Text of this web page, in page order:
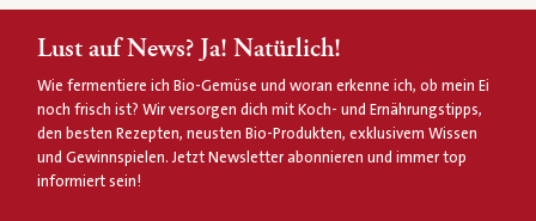
Lust auf News? Ja! Natürlich!
Wie fermentiere ich Bio-Gemüse und woran erkenne ich, ob mein Ei
noch frisch ist? Wir versorgen dich mit Koch- und Ernährungstipps,
den besten Rezepten, neusten Bio-Produkten, exklusivem Wissen
und Gewinnspielen. Jetzt Newsletter abonnieren und immer top
informiert sein!